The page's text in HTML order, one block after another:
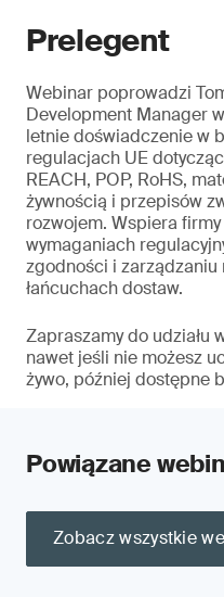
Prelegent
Webinar poprowadzi
Development Manager
letnie doświadczenie w
regulacjach UE
REACH, POP, RoHS,
żywnością i przepisów
rozwojem. Wspiera
wymaganiach
zgodności i zarządzaniu
łańcuchach dostaw.
Zapraszamy do udziału
nawet jeśli nie możesz
żywo, później dostępne
Powiązane
Zobacz wszystkie